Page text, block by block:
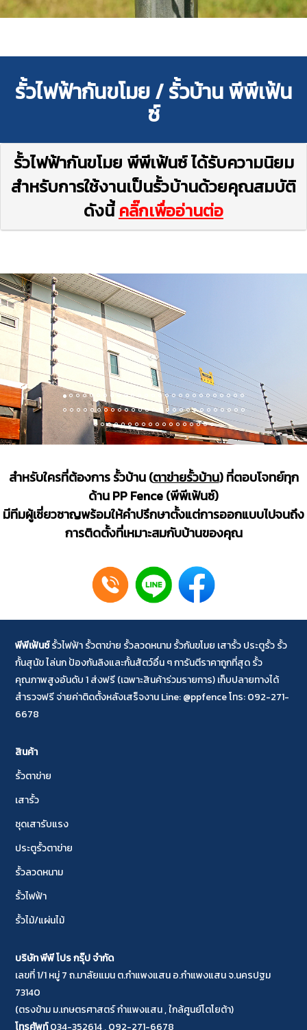
รั้วไฟฟ้ากันขโมย / รั้วบ้าน พีพีเฟ้น
ซ์
รั้วไฟฟ้ากันขโมย พีพีเฟ้นซ์ ได้รับความนิยม
สำหรับการใช้งานเป็นรั้วบ้านด้วยคุณสมบัติ
ดังนี้ คลิ๊กเพื่ออ่านต่อ
สำหรับใครที่ต้องการ รั้วบ้าน (ตาข่ายรั้วบ้าน) ที่ตอบโจทย์ทุก
ด้าน PP Fence (พีพีเฟ้นซ์)
มีทีมผู้เชี่ยวชาญพร้อมให้คำปรึกษาตั้งแต่การออกแบบไปจนถึง
การติดตั้งที่เหมาะสมกับบ้านของคุณ
พีพีเฟ้นซ์รั้วไฟฟ้ารั้วตาข่าย รั้วลวดหนามรั้วกันขโมย เสารั้วประตูรั้ว รั้ว
กั้นสุนัขไล่นกป้องกันลิงและกั้นสัตว์อื่น ๆ การันตีราคาถูกที่สุด รั้ว
คุณภาพสูงอันดับ 1 ส่งฟรี (เฉพาะสินค้าร่วมรายการ) เก็บปลายทางได้
สำรวจฟรี จ่ายค่าติดตั้งหลังเสร็จงาน Line: @ppfence โทร: 092-271-
6678
สินค้า
รั้วตาข่าย
เสารั้ว
ชุดเสารับแรง
ประตูรั้วตาข่าย
รั้วลวดหนาม
รั้วไฟฟ้า
รั้วไม้/แผ่นไม้
บริษัท พีพี โปร กรุ๊ป จำกัด
เลขที่ 1/1 หมู่ 7 ถ.มาลัยแมน ต.กำแพงแสน อ.กำแพงแสน จ.นครปฐม
73140
(ตรงข้าม ม.เกษตรศาสตร์ กำแพงแสน , ใกล้ศูนย์โตโยต้า)
โทรศัพท์034-352614,092-271-6678